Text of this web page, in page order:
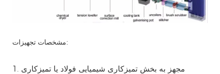
مشخصات تجهیزات:
1. مجهز به بخش تمیزکاری شیمیایی فولاد یا تمیزکاری